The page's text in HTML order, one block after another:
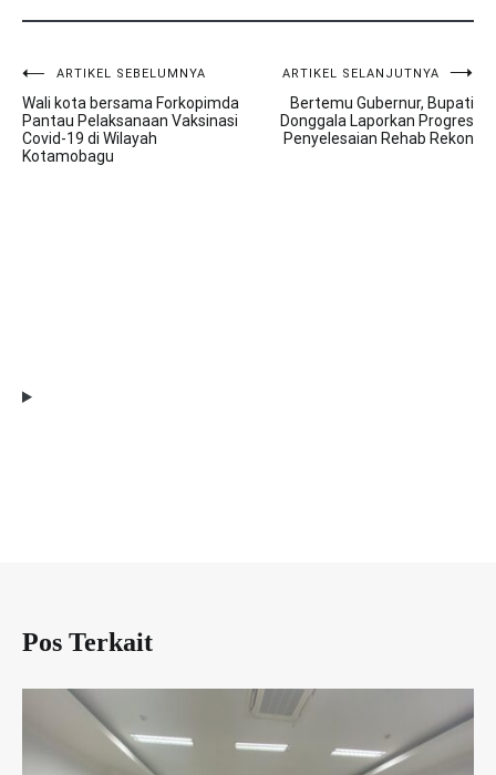
Navigasi
pos
ARTIKEL SEBELUMNYA
Wali kota bersama Forkopimda
Pantau Pelaksanaan Vaksinasi
Covid-19 di Wilayah
Kotamobagu
ARTIKEL SELANJUTNYA
Bertemu Gubernur, Bupati
Donggala Laporkan Progres
Penyelesaian Rehab Rekon
Pos Terkait